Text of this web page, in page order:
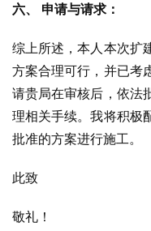
六、 申请与请求：
综上所述，本人本次扩
方案合理可行，并已考
请贵局在审核后，依法
理相关手续。我将积极
批准的方案进行施工。
此致
敬礼！